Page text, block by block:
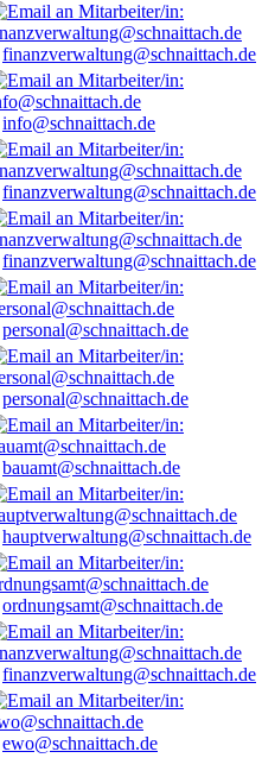
finanzverwaltung@schnaittach.de
info@schnaittach.de
finanzverwaltung@schnaittach.de
finanzverwaltung@schnaittach.de
personal@schnaittach.de
personal@schnaittach.de
bauamt@schnaittach.de
hauptverwaltung@schnaittach.de
ordnungsamt@schnaittach.de
finanzverwaltung@schnaittach.de
ewo@schnaittach.de